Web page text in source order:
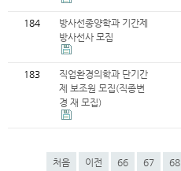
184
방사선종양학과 기간제
방사선사 모집
183
직업환경의학과 단기간
제 보조원 모집(직종변
경 재 모집)
처음 이전 66 67 68